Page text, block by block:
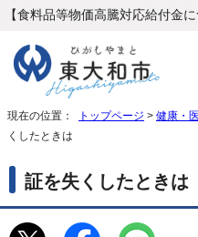
【食料品等物価高騰対応給付金に
現在の位置： トップページ > 健康・
くしたときは
証を失くしたときは